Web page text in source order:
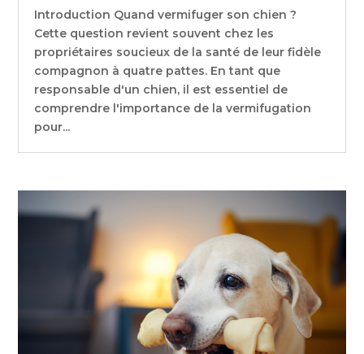
Introduction Quand vermifuger son chien ?
Cette question revient souvent chez les
propriétaires soucieux de la santé de leur fidèle
compagnon à quatre pattes. En tant que
responsable d'un chien, il est essentiel de
comprendre l'importance de la vermifugation
pour...